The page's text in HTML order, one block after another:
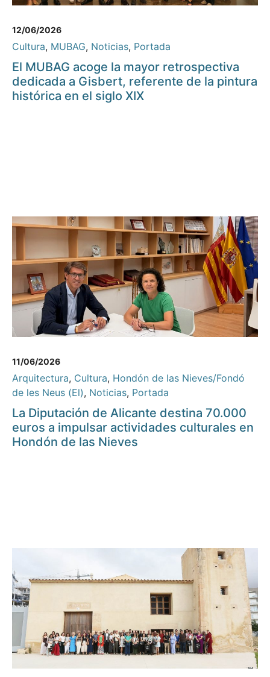
12/06/2026
Cultura, MUBAG, Noticias, Portada
El MUBAG acoge la mayor retrospectiva
dedicada a Gisbert, referente de la pintura
histórica en el siglo XIX
11/06/2026
Arquitectura, Cultura, Hondón de las Nieves/Fondó
de les Neus (El), Noticias, Portada
La Diputación de Alicante destina 70.000
euros a impulsar actividades culturales en
Hondón de las Nieves